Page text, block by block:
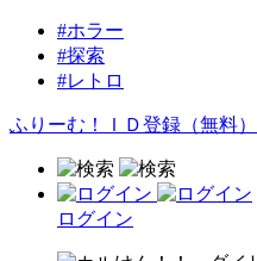
#ホラー
#探索
#レトロ
ふりーむ！ＩＤ登録（無料）
ログイン